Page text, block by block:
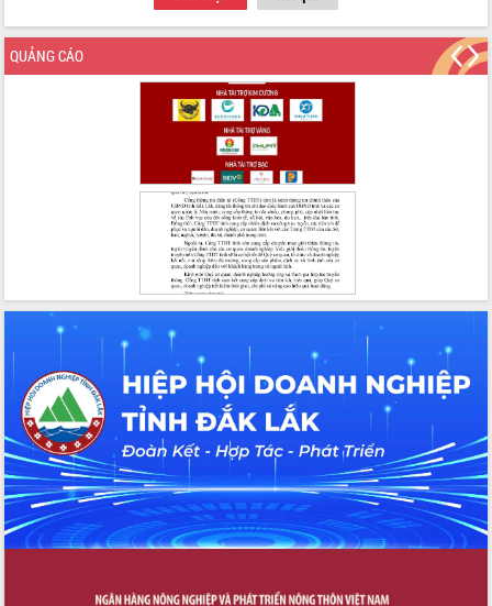
Tập huấn ứng dụng trí tuệ nhân tạo (AI)
trong thương mại điện tử năm 2026
Đoàn đại biểu Quốc hội tỉnh Đắk Lắk
trao đổi thông tin trước Kỳ họp thứ
Nâng cao hiệu lực, hiệu quả HĐND
tỉnh thông qua hiện đại hóa hành chính
Xã Ea Phê gắn cải cách hành chính với
Phó Chủ tịch Thường trực UBND tỉnh
Hồ Thị Nguyên Thảo làm việc tại Trung
tâm Phục vụ hành chính công xã Ea
Xây dựng nền hành chính số đồng
hành cùng nông dân dân, doanh nghiệp
Giai đoạn 2026-2030, Đắk Lắk phấn
đấu có 77% xã đạt chuẩn nông thôn
mới
Chuyển đổi số 'mở đường' cho nông
nghiệp Đắk Lắk tăng trưởng bứt phá
Triển khai đồng bộ đo đạc, lập hồ sơ
QUẢNG CÁO